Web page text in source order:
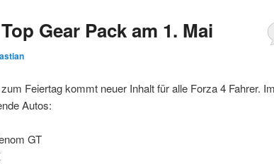
Gear Pack am 1. Mai
Feiertag kommt neuer Inhalt für alle Forza 4 Fahrer. Im
Autos:
GT